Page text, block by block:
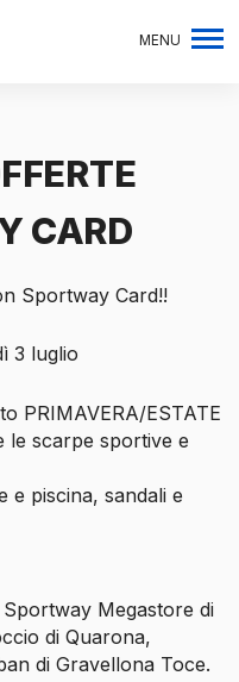
MENU
CARD
Sportway Card!!
3 luglio
PRIMAVERA/ESTATE
le scarpe sportive e
e piscina, sandali e
Megastore di
di Quarona,
di Gravellona Toce.